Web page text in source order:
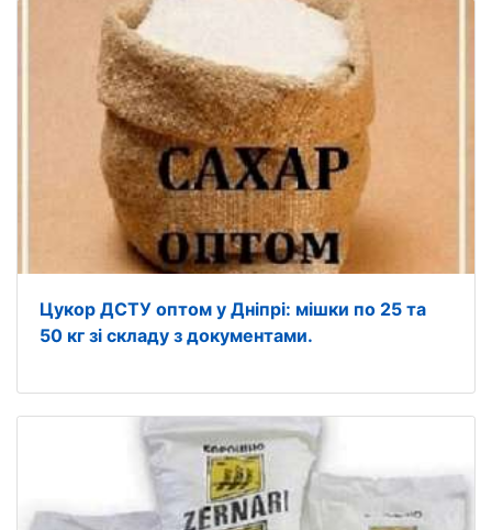
Цукор ДСТУ оптом у Дніпрі: мішки по 25 та
50 кг зі складу з документами.